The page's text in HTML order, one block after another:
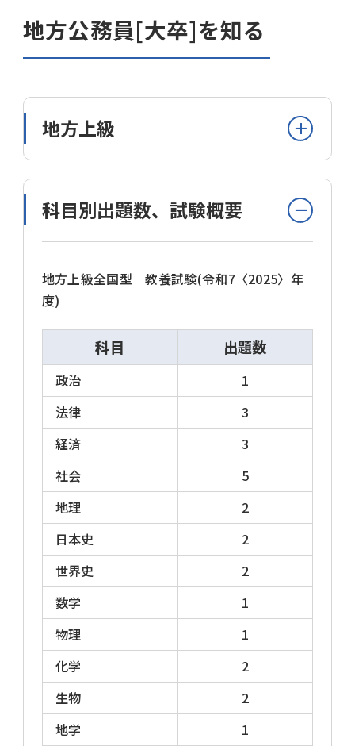
地方公務員[大卒]を知る
地方上級
地方自治体の採用試験
地方自治体の採用試験には「程度」が設けら
れていることがほとんどです。最終学歴を目安
にして、「大学卒業程度」「短大卒業程度」
「高校卒業程度」などに分類されますが、学
歴要件を意味するのではなく、受験者に要求
する能力の目安や問題のレベルを示している
場合がほとんどです(例外的に学歴要件を設け
ている自治体もあります)。
受験資格 2026年度
◎自治体や職種(区分)によって異なりますが、
受験年の4月1日現在の年齢を21歳以上29歳未
満とする自治体が多く、近年は30歳以上でも
受験できる試験が増えています(生年月日下限
以降生の大卒(見込)者の受験が認められている
自治体も多くあります)。
◎東京都1類B行政(一般方式)は、平成9年4月2
日～平成17年4月1日生まれの者。
科目別出題数、試験概要
地方上級全国型 教養試験(令和7〈2025〉年
度)
科目 出題数
政治
1
法律
3
経済
3
社会
5
地理
2
日本史
2
世界史
2
数学
1
物理
1
化学
2
生物
2
地学
1